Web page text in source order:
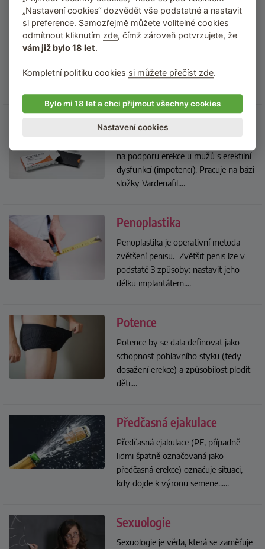
Erekční kroužek
Škrtící erekční kroužky jsou erotické
pomůcky, které se nasazují na kořen
ztopoření. Dochází tak k prodloužení
Levitra
na podporu erekce u mužů s erektilní
dysfunkcí (impotencí). Pracuje na bázi
složky Vardenafil....
Penoplastika
Penoplastika je operativní metoda
zvětšení penisu. Zvětšit penis lze v
podstatě 3 způsoby: nastavit jeho
délku implantátem....
Potence
Potence by se dala definovat jako
schopnost pohlavního styku (tedy
dosažení erekce) a způsobilost plodit
děti....
Předčasná ejakulace
Předčasná ejakulace (PE, případně
lidmi špatně označovaná jako
předčasná erekce) označuje situaci,
kdy dojde k výronu semene......
Sexuologie
Sexuologie je věda, která se zaměřuje
„Nastavení cookies“ dozvědět vše podstatné a nastavit
si preference. Samozřejmě můžete volitelné cookies
odmítnout kliknutím zde, čímž zároveň potvrzujete, že
vám již bylo 18 let.
Kompletní politiku cookies si můžete přečíst zde.
Bylo mi 18 let a chci přijmout všechny cookies
Nastavení cookies